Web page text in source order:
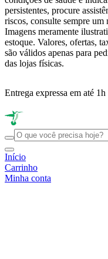
persistentes, procure
riscos, consulte sempre
Imagens meramente
estoque. Valores, ofertas,
são válidos apenas para
das lojas físicas.
Entrega expressa em até 1h
Início
Carrinho
Minha conta